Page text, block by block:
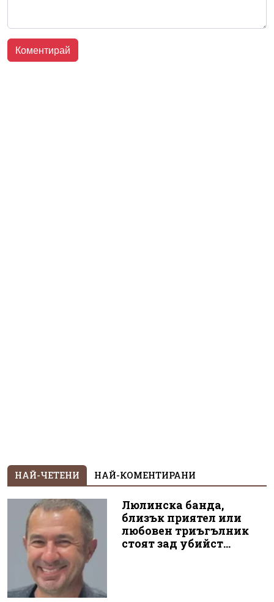
НАЙ-ЧЕТЕНИ НАЙ-КОМЕНТИРАНИ
Люлинска банда,
близък приятел или
любовен триъгълник
стоят зад убийст...